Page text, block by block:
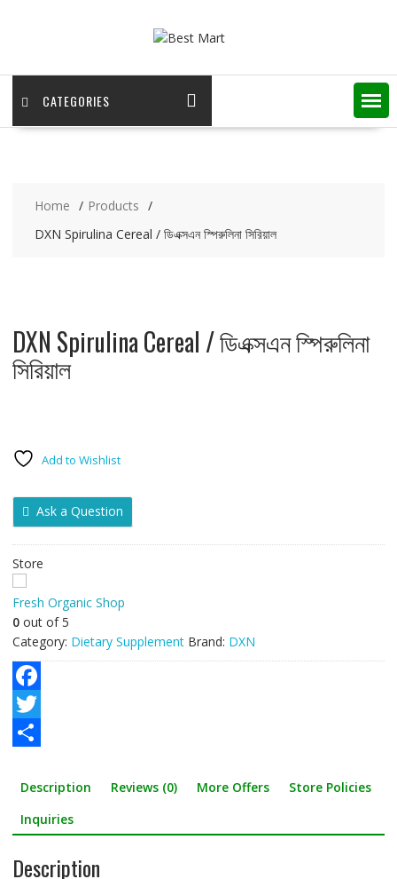
CATEGORIES
Home
Products
DXN Spirulina Cereal / ডিএক্সএন স্পিরুলিনা সিরিয়াল
DXN Spirulina Cereal / ডিএক্সএন স্পিরুলিনা
সিরিয়াল
Add to Wishlist
Ask a Question
Store
Fresh Organic Shop
0out of 5
Category: Dietary Supplement Brand: DXN
F
a
o
T
e
e
Description Reviews (0) More Offers
Store Policies
Inquiries
Description